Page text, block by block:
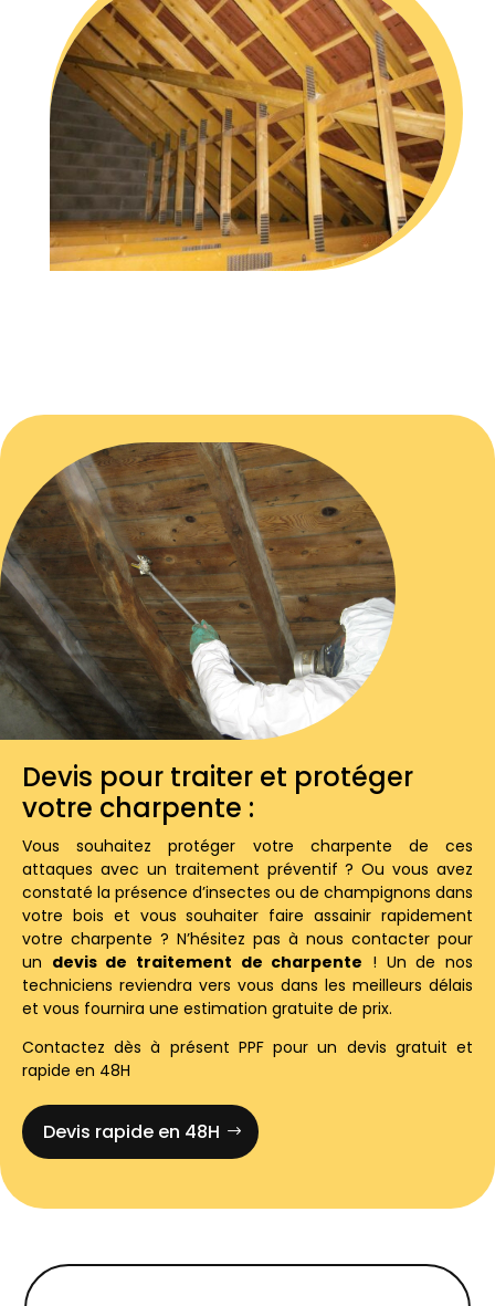
Devis pour traiter et protéger
votre charpente :
Vous souhaitez protéger votre charpente de ces
attaques avec un traitement préventif ? Ou vous avez
constaté la présence d’insectes ou de champignons dans
votre bois et vous souhaiter faire assainir rapidement
votre charpente ? N’hésitez pas à nous contacter pour
un devis de traitement de charpente ! Un de nos
techniciens reviendra vers vous dans les meilleurs délais
et vous fournira une estimation gratuite de prix.
Contactez dès à présent PPF pour un devis gratuit et
rapide en 48H
Devis rapide en 48H